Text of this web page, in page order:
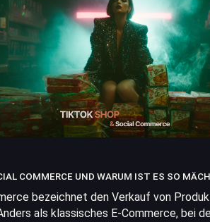
COMMERCE UND WARUM IST ES SO
bezeichnet den Verkauf von
als klassisches E-Commerce, bei